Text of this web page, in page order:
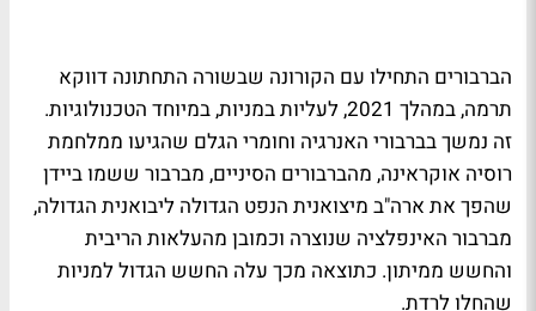
הברבורים התחילו עם הקורונה שבשורה התחתונה דווקא
תרמה, במהלך 2021, לעליות במניות, במיוחד הטכנולוגיות.
זה נמשך בברבורי האנרגיה וחומרי הגלם שהגיעו ממלחמת
רוסיה אוקראינה, מהברבורים הסיניים, מברבור ששמו ביידן
שהפך את ארה"ב מיצואנית הנפט הגדולה ליבואנית הגדולה,
מברבור האינפלציה שנוצרה וכמובן מהעלאות הריבית
והחשש ממיתון. כתוצאה מכך עלה החשש הגדול למניות
שהחלו לרדת.